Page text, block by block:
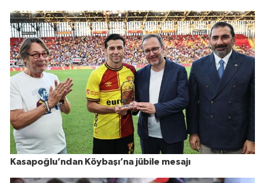
Kasapoğlu’ndan Köybaşı’na jübile mesajı